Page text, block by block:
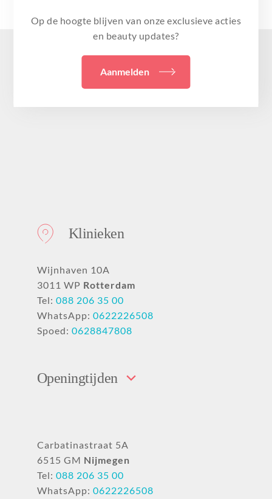
Op de hoogte blijven van onze exclusieve acties
en beauty updates?
Aanmelden
Klinieken
Wijnhaven 10A
3011 WP Rotterdam
Tel: 088 206 35 00
WhatsApp: 0622226508
Spoed: 0628847808
Openingtijden
Carbatinastraat 5A
6515 GM Nijmegen
Tel: 088 206 35 00
WhatsApp: 0622226508